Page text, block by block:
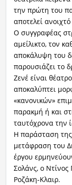
την πρώτη του
αποτελεί
Ο συγγραφέας
αμείλικτο, τον
αποκάλυψη του
παρουσιάζει το
Ζενέ είναι
αποκαλύπτει
«κανονικών»
παρακμή ή και
ταυτόχρονα την
Η παράσταση
μετάφραση του
έργου
Σολάνς, ο
Ροζάκη-Κλαιρ.